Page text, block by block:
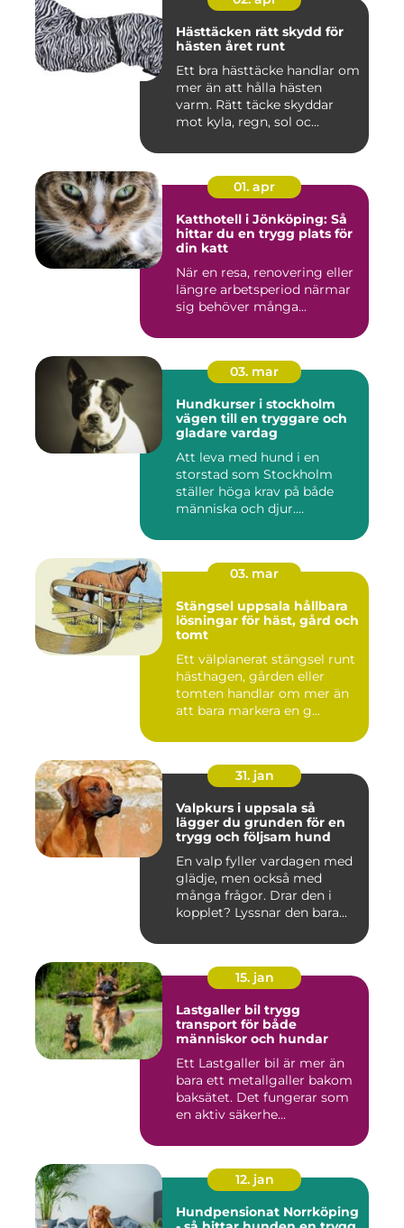
Hästtäcken rätt skydd för
hästen året runt
Ett bra hästtäcke handlar om
mer än att hålla hästen
varm. Rätt täcke skyddar
mot kyla, regn, sol oc...
01. apr
Katthotell i Jönköping: Så
hittar du en trygg plats för
din katt
När en resa, renovering eller
längre arbetsperiod närmar
sig behöver många...
03. mar
Hundkurser i stockholm
vägen till en tryggare och
gladare vardag
Att leva med hund i en
storstad som Stockholm
ställer höga krav på både
människa och djur.
03. mar
Stängsel uppsala hållbara
lösningar för häst, gård och
tomt
Ett välplanerat stängsel runt
hästhagen, gården eller
tomten handlar om mer än
att bara markera en g...
31. jan
Valpkurs i uppsala så
lägger du grunden för en
trygg och följsam hund
En valp fyller vardagen med
glädje, men också med
många frågor. Drar den i
kopplet? Lyssnar den bara...
15. jan
Lastgaller bil trygg
transport för både
människor och hundar
Ett Lastgaller bil är mer än
bara ett metallgaller bakom
baksätet. Det fungerar som
en aktiv säkerhe...
12. jan
Hundpensionat Norrköping